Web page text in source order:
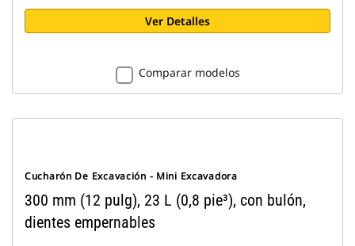
Ver Detalles
Comparar modelos
Cucharón De Excavación - Mini Excavadora
300 mm (12 pulg), 23 L (0,8 pie³), con bulón,
dientes empernables